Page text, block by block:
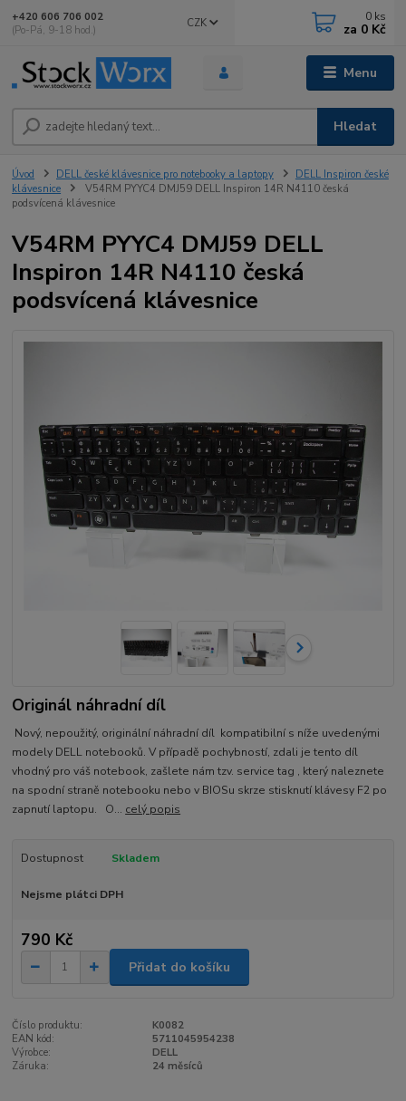
Menu
CZK
Hledat
+420 606 706 002
(Po-Pá, 9-18 hod.)
0 ks
za 0 Kč
Úvod DELL české klávesnice pro notebooky a laptopy
DELL Inspiron české
klávesnice
V54RM PYYC4 DMJ59 DELL Inspiron 14R N4110 česká
podsvícená klávesnice
V54RM PYYC4 DMJ59 DELL
Inspiron 14R N4110 česká
podsvícená klávesnice
Originál náhradní díl
Nový, nepoužitý, originální náhradní díl kompatibilní s níže uvedenými
modely DELL notebooků. V případě pochybností, zdali je tento díl
vhodný pro váš notebook, zašlete nám tzv. service tag , který naleznete
na spodní straně notebooku nebo v BIOSu skrze stisknutí klávesy F2 po
zapnutí laptopu. O... celý popis
Dostupnost Skladem
Nejsme plátci DPH
790 Kč
Přidat do košíku
Číslo produktu:
K0082
EAN kód:
5711045954238
Výrobce:
DELL
Záruka:
24 měsíců